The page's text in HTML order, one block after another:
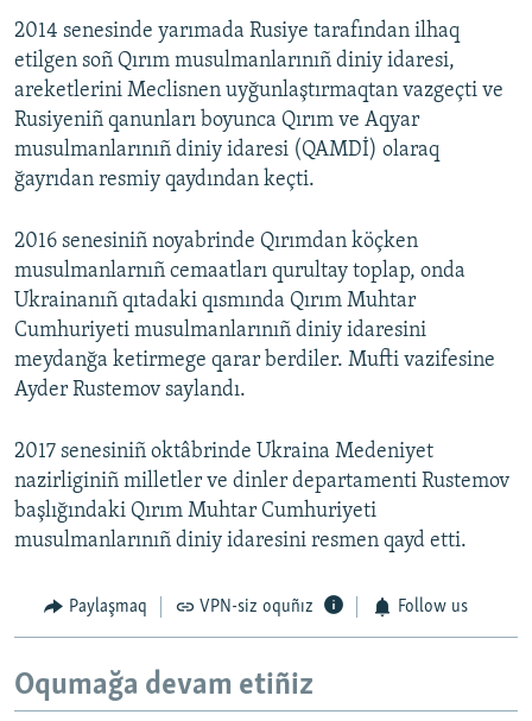
2014 senesinde yarımada Rusiye tarafından ilhaq
etilgen soñ Qırım musulmanlarınıñ diniy idaresi,
areketlerini Meclisnen uyğunlaştırmaqtan vazgeçti ve
Rusiyeniñ qanunları boyunca Qırım ve Aqyar
musulmanlarınıñ diniy idaresi (QAMDİ) olaraq
ğayrıdan resmiy qaydından keçti.
2016 senesiniñ noyabrinde Qırımdan köçken
musulmanlarnıñ cemaatları qurultay toplap, onda
Ukrainanıñ qıtadaki qısmında Qırım Muhtar
Cumhuriyeti musulmanlarınıñ diniy idaresini
meydanğa ketirmege qarar berdiler. Mufti vazifesine
Ayder Rustemov saylandı.
2017 senesiniñ oktâbrinde Ukraina Medeniyet
nazirliginiñ milletler ve dinler departamenti Rustemov
başlığındaki Qırım Muhtar Cumhuriyeti
musulmanlarınıñ diniy idaresini resmen qayd etti.
Paylaşmaq VPN-siz oquñız Follow us
Oqumağa devam etiñiz